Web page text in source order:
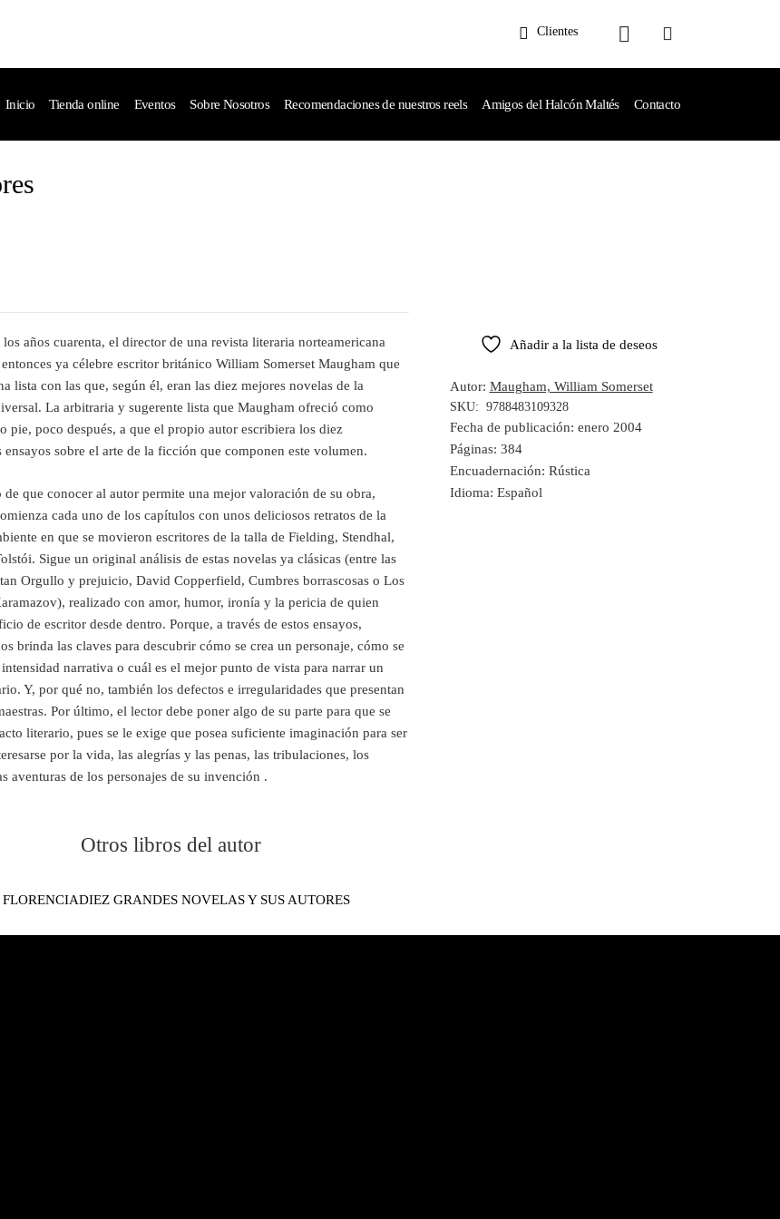
Clientes
Inicio Tienda online Eventos Sobre Nosotros Recomendaciones de nuestros reels Amigos del Halcón Maltés Contacto
años cuarenta, el director de una revista literaria norteamericana
ya célebre escritor británico William Somerset Maugham que
lista con las que, según él, eran las diez mejores novelas de la
La arbitraria y sugerente lista que Maugham ofreció como
pie, poco después, a que el propio autor escribiera los diez
ensayos sobre el arte de la ficción que componen este volumen.
de que conocer al autor permite una mejor valoración de su obra,
cada uno de los capítulos con unos deliciosos retratos de la
en que se movieron escritores de la talla de Fielding, Stendhal,
Sigue un original análisis de estas novelas ya clásicas (entre las
Orgullo y prejuicio, David Copperfield, Cumbres borrascosas o Los
realizado con amor, humor, ironía y la pericia de quien
de escritor desde dentro. Porque, a través de estos ensayos,
brinda las claves para descubrir cómo se crea un personaje, cómo se
narrativa o cuál es el mejor punto de vista para narrar un
Y, por qué no, también los defectos e irregularidades que presentan
Por último, el lector debe poner algo de su parte para que se
literario, pues se le exige que posea suficiente imaginación para ser
por la vida, las alegrías y las penas, las tribulaciones, los
aventuras de los personajes de su invención .
Añadir a la lista de deseos
Autor: Maugham, William Somerset
SKU: 9788483109328
Fecha de publicación: enero 2004
Páginas: 384
Encuadernación: Rústica
Idioma: Español
Otros libros del autor
DIEZ GRANDES NOVELAS Y SUS AUTORES